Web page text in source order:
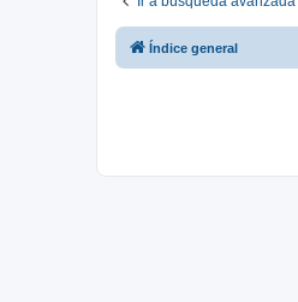
Índice general